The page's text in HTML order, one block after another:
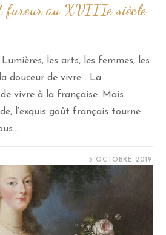
fureur au XVIIIe siècle
les arts, les femmes, les
douceur de vivre… La
vivre à la française. Mais
l’exquis goût français tourne
5 OCTOBRE 2019